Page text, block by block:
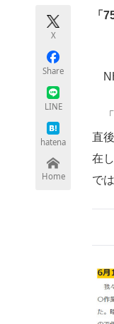
X
Share
LINE
hatena
Home
「
「
直
在
で